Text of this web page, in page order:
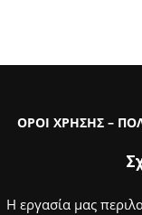
ΟΡΟΙ ΧΡΗΣΗΣ –
Η εργασία μας